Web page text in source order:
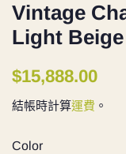
Vintage
Light
定
$15,888.00
結帳時計算運費 。
Color